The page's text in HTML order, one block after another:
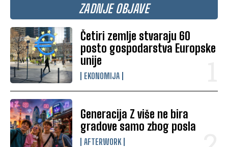
ZADNJE OBJAVE
Četiri zemlje stvaraju 60
posto gospodarstva Europske
unije
EKONOMIJA
Generacija Z više ne bira
gradove samo zbog posla
AFTERWORK